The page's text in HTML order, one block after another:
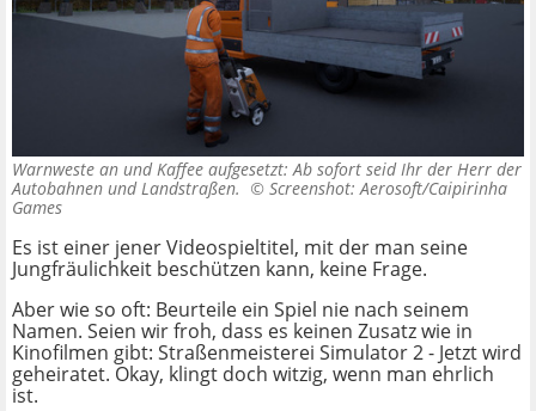
Warnweste an und Kaffee aufgesetzt: Ab sofort seid Ihr der Herr der
Autobahnen und Landstraßen. © Screenshot: Aerosoft/Caipirinha
Games
Es ist einer jener Videospieltitel, mit der man seine
Jungfräulichkeit beschützen kann, keine Frage.
Aber wie so oft: Beurteile ein Spiel nie nach seinem
Namen. Seien wir froh, dass es keinen Zusatz wie in
Kinofilmen gibt: Straßenmeisterei Simulator 2 - Jetzt wird
geheiratet. Okay, klingt doch witzig, wenn man ehrlich
ist.